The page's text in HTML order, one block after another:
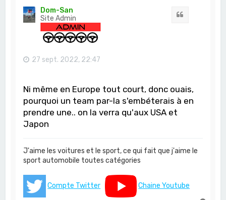
Dom-San
Site Admin
27 sept. 2022, 22:47
Ni même en Europe tout court, donc ouais,
pourquoi un team par-la s'embéterais à en
prendre une.. on la verra qu'aux USA et
Japon
J'aime les voitures et le sport, ce qui fait que j'aime le
sport automobile toutes catégories
Compte Twitter
Chaine Youtube